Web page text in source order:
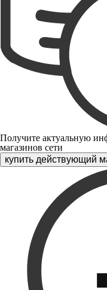
Получите актуальную
магазинов сети
купить действующий